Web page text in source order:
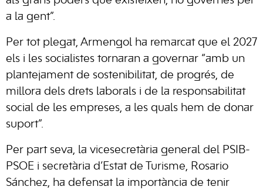
a la gent”.
Per tot plegat, Armengol ha remarcat que el 2027
els i les socialistes tornaran a governar “amb un
plantejament de sostenibilitat, de progrés, de
millora dels drets laborals i de la responsabilitat
social de les empreses, a les quals hem de donar
suport”.
Per part seva, la vicesecretària general del PSIB-
PSOE i secretària d’Estat de Turisme, Rosario
Sánchez, ha defensat la importància de tenir